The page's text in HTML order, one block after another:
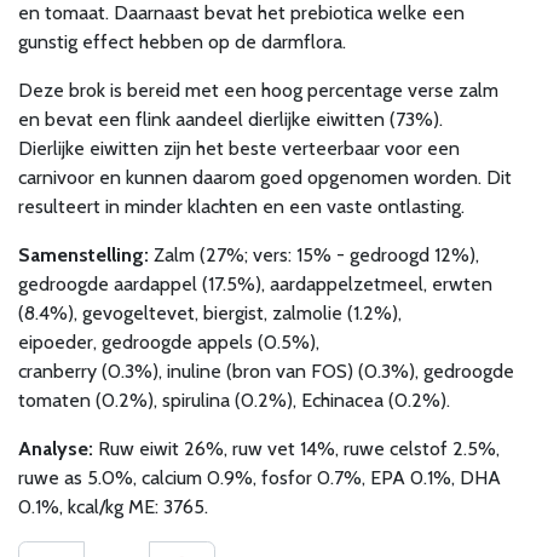
en tomaat. Daarnaast bevat het prebiotica welke een
gunstig effect hebben op de darmflora.
Deze brok is bereid met een hoog percentage verse zalm
en bevat een flink aandeel dierlijke eiwitten (73%).
Dierlijke eiwitten zijn het beste verteerbaar voor een
carnivoor en kunnen daarom goed opgenomen worden. Dit
resulteert in minder klachten en een vaste ontlasting.
Samenstelling: Zalm (27%; vers: 15% - gedroogd 12%),
gedroogde aardappel (17.5%), aardappelzetmeel, erwten
(8.4%), gevogeltevet, biergist, zalmolie (1.2%),
eipoeder, gedroogde appels (0.5%),
cranberry (0.3%), inuline (bron van FOS) (0.3%), gedroogde
tomaten (0.2%), spirulina (0.2%), Echinacea (0.2%).
Analyse: Ruw eiwit 26%, ruw vet 14%, ruwe celstof 2.5%,
ruwe as 5.0%, calcium 0.9%, fosfor 0.7%, EPA 0.1%, DHA
0.1%, kcal/kg ME: 3765.